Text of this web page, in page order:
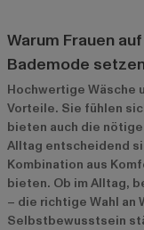
Warum Frauen
Bademode
Hochwertige Wäsche
Vorteile. Sie fühlen
bieten auch die
Alltag entscheidend
Kombination aus
bieten. Ob im Alltag,
– die richtige Wahl an
Selbstbewusstsein